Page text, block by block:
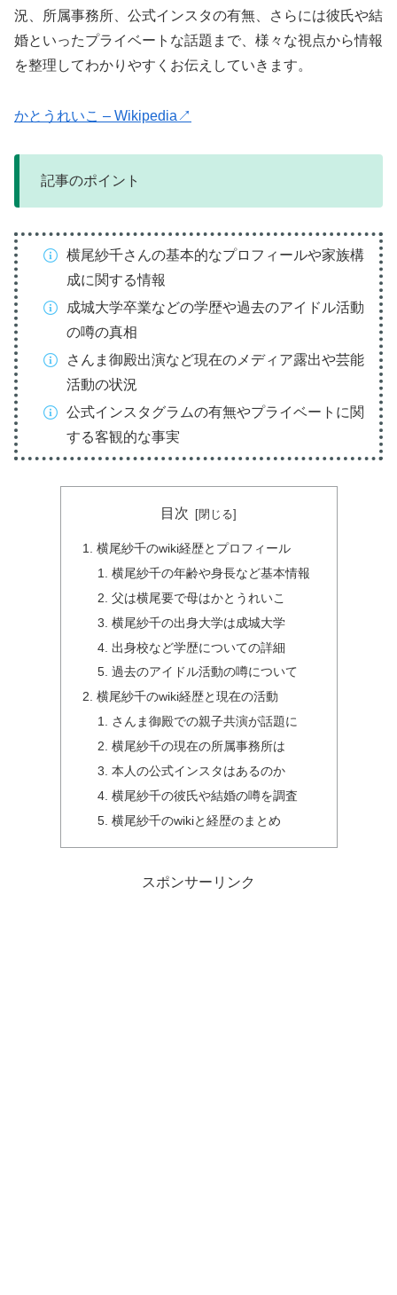
況、所属事務所、公式インスタの有無、さらには彼氏や結
婚といったプライベートな話題まで、様々な視点から情報
を整理してわかりやすくお伝えしていきます。
かとうれいこ – Wikipedia↗
記事のポイント
横尾紗千さんの基本的なプロフィールや家族構
成に関する情報
成城大学卒業などの学歴や過去のアイドル活動
の噂の真相
さんま御殿出演など現在のメディア露出や芸能
活動の状況
公式インスタグラムの有無やプライベートに関
する客観的な事実
目次
横尾紗千のwiki経歴とプロフィール
横尾紗千の年齢や身長など基本情報
父は横尾要で母はかとうれいこ
横尾紗千の出身大学は成城大学
出身校など学歴についての詳細
過去のアイドル活動の噂について
横尾紗千のwiki経歴と現在の活動
さんま御殿での親子共演が話題に
横尾紗千の現在の所属事務所は
本人の公式インスタはあるのか
横尾紗千の彼氏や結婚の噂を調査
横尾紗千のwikiと経歴のまとめ
スポンサーリンク